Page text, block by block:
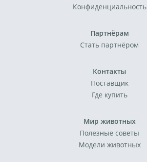
Конфиденциальность
Партнёрам
Стать партнёром
Контакты
Поставщик
Где купить
Мир животных
Полезные советы
Модели животных